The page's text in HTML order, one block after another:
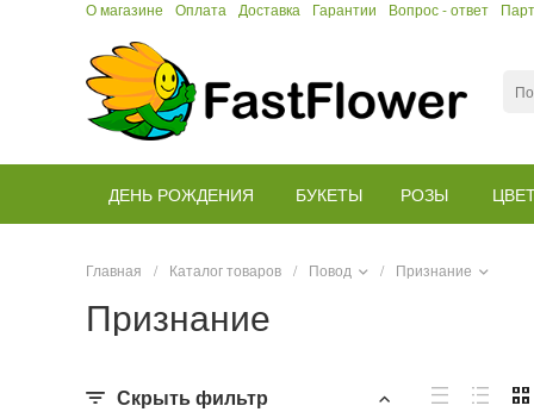
О магазине Оплата Доставка Гарантии Вопрос - ответ
ДЕНЬ РОЖДЕНИЯ БУКЕТЫ РОЗЫ
Главная / Каталог товаров / Повод / Признание
Признание
Скрыть фильтр